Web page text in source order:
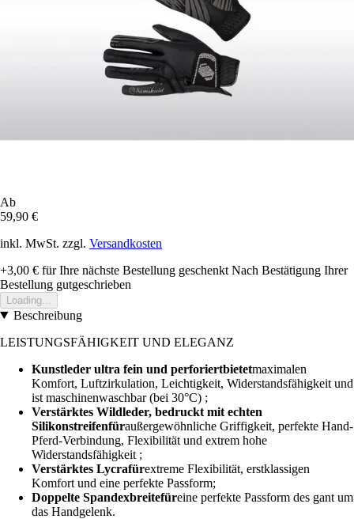
Ab
59,90 €
inkl. MwSt. zzgl. Versandkosten
+3,00 € für Ihre nächste Bestellung geschenkt Nach Bestätigung Ihrer
Bestellung gutgeschrieben
Loading...
Beschreibung
LEISTUNGSFÄHIGKEIT UND ELEGANZ
Kunstleder ultra fein und perforiertbietetmaximalen
Komfort, Luftzirkulation, Leichtigkeit, Widerstandsfähigkeit und
ist maschinenwaschbar (bei 30°C) ;
Verstärktes Wildleder, bedruckt mit echten
Silikonstreifenfüraußergewöhnliche Griffigkeit, perfekte Hand-
Pferd-Verbindung, Flexibilität und extrem hohe
Widerstandsfähigkeit ;
Verstärktes Lycrafürextreme Flexibilität, erstklassigen
Komfort und eine perfekte Passform;
Doppelte Spandexbreitefüreine perfekte Passform des gant um
das Handgelenk.